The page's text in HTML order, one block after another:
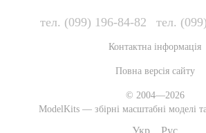
тел. (099) 196-84-82 тел.
Контактна інформація
Повна версія сайту
© 2004—2026
ModelKits — збірні масштабні моделі
Укр Рус